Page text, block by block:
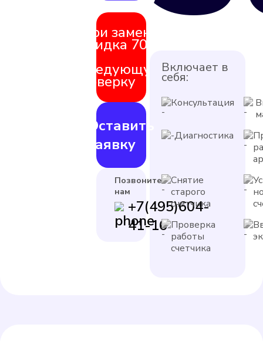
Включает в
себя:
Консультация
Диагностика
Снятие
старого
счетчика
Проверка
работы
счетчика
При замене
скидка 70%
следующую
поверку
Оставить
заявку
Позвоните
нам
+7(495)604-
41-16